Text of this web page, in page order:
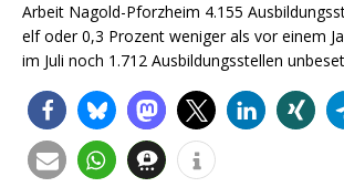
Arbeit Nagold-Pforzheim 4.155
elf oder 0,3 Prozent weniger als vor einem
im Juli noch 1.712 Ausbildungsstellen